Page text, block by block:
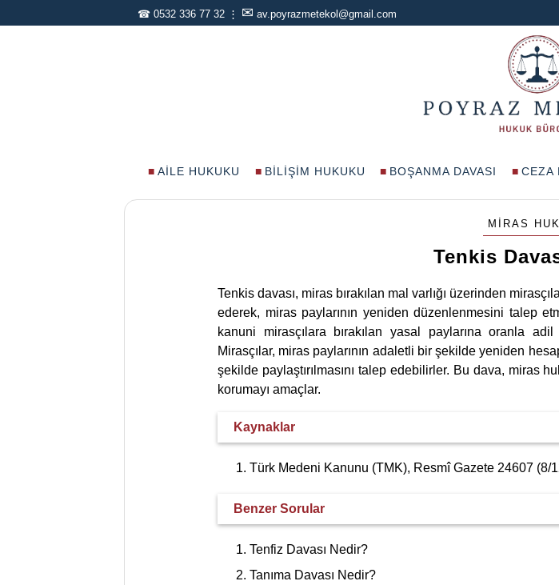
☎ 0532 336 77 32 ⋮ ✉ av.poyrazmetekol@gmail.com
AILE HUKUKU BILIŞIM HUKUKU BOŞANMA DAVASI CEZA
MIRAS
Tenkis
Tenkis davası, miras bırakılan mal varlığı üzerinden
ederek, miras paylarının yeniden düzenlenmesini talep
kanuni mirasçılara bırakılan yasal paylarına oranla
Mirasçılar, miras paylarının adaletli bir şekilde yeniden
şekilde paylaştırılmasını talep edebilirler. Bu dava, miras
korumayı amaçlar.
Kaynaklar
Türk Medeni Kanunu (TMK), Resmî Gazete 24607 (8/
Benzer Sorular
Tenfiz Davası Nedir?
Tanıma Davası Nedir?